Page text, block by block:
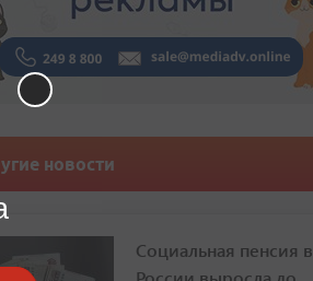
новости
Социальная пенсия в